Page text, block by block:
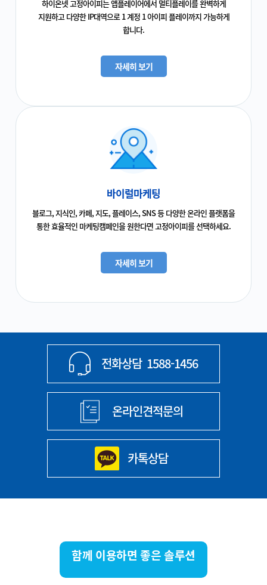
하이온넷 고정아이피는 앱플레이어에서 멀티플레이를 완벽하게
지원하고 다양한 IP대역으로 1 계정 1 아이피 플레이까지 가능하게
합니다.
자세히 보기
바이럴마케팅
블로그, 지식인, 카페, 지도, 플레이스, SNS 등 다양한 온라인 플랫폼을
통한 효율적인 마케팅캠페인을 원한다면 고정아이피를 선택하세요.
자세히 보기
전화상담 1588-1456
온라인견적문의
카톡상담
함께 이용하면 좋은 솔루션